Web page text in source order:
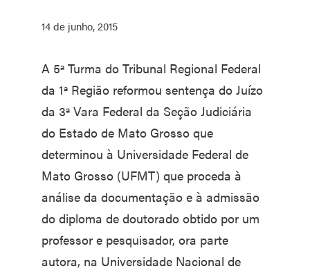
14 de junho, 2015
A 5ª Turma do Tribunal Regional Federal
da 1ª Região reformou sentença do Juízo
da 3ª Vara Federal da Seção Judiciária
do Estado de Mato Grosso que
determinou à Universidade Federal de
Mato Grosso (UFMT) que proceda à
análise da documentação e à admissão
do diploma de doutorado obtido por um
professor e pesquisador, ora parte
autora, na Universidade Nacional de